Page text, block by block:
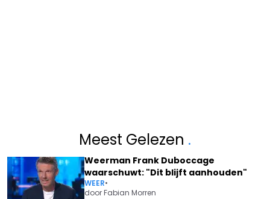
Meest Gelezen .
Weerman Frank Duboccage
waarschuwt: "Dit blijft aanhouden"
WEER•
doorFabian Morren